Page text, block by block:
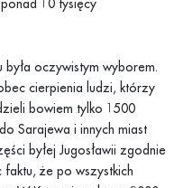
10 tysięcy
była oczywistym wyborem.
cierpienia ludzi, którzy
bowiem tylko 1500
Sarajewa i innych miast
byłej Jugosławii zgodnie
że po wszystkich